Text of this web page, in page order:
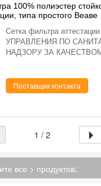
100% полиэстер
типа простого Веаве
Сетка фильтра
УПРАВЛЕНИЯ ПО
НАДЗОРУ ЗА
100%Монофиламент
желтым описанием цве...
Поставщик контакта
1 / 2
все > продуктов;